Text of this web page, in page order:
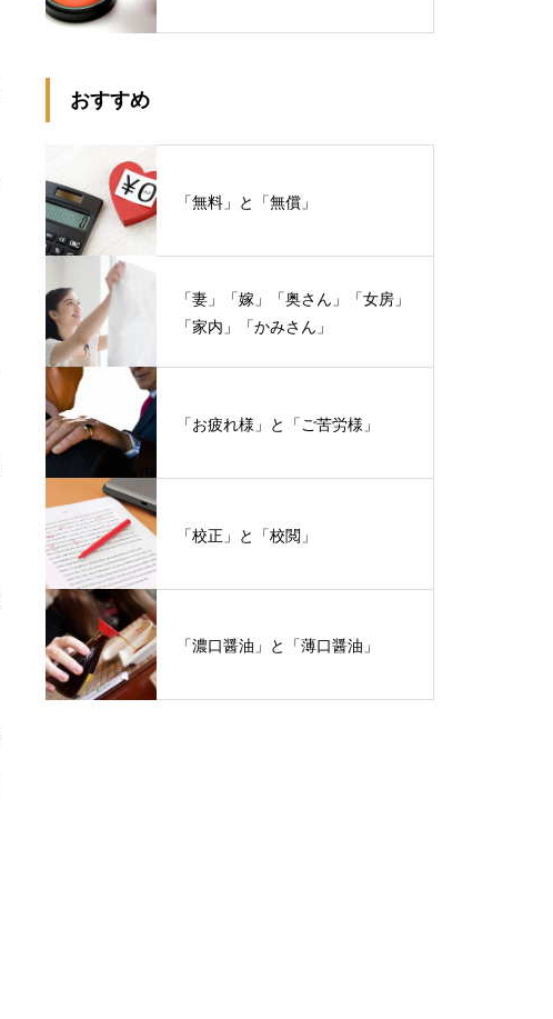
おすすめ
「無料」と「無償」
「妻」「嫁」「奥さん」「女房」
「家内」「かみさん」
「お疲れ様」と「ご苦労様」
「校正」と「校閲」
「濃口醤油」と「薄口醤油」